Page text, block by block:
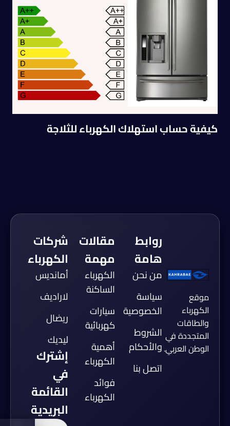
كيفية حساب استهلاك الكهرباء للثلاجة
موقع
الكهرباء
والطاقات
المتجددة في
الوطن العربي.
روابط
هامة
من نحن
سياسة
الخصوصية
الشروط
والأحكام
اتصل بنا
مقالات
مهمة
الكهرباء
الساكنة
سيارات
كهربائية
أهمية
الكهرباء
فوائد
الكهرباء
شركات
الكهرباء
أمانديس
لاراديف
ريضال
ليديك
إشترك
في
القائمة
البريدية